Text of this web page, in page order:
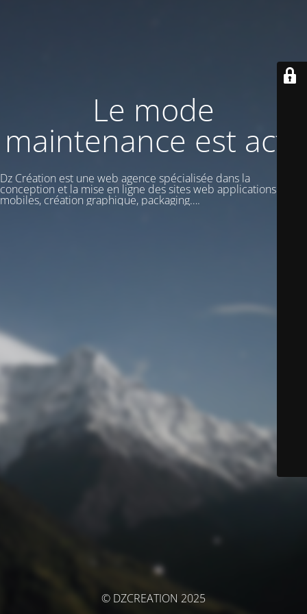
Le mode
maintenance est actif
Dz Création est une web agence spécialisée dans la
conception et la mise en ligne des sites web applications
mobiles, création graphique, packaging….
© DZCREATION 2025